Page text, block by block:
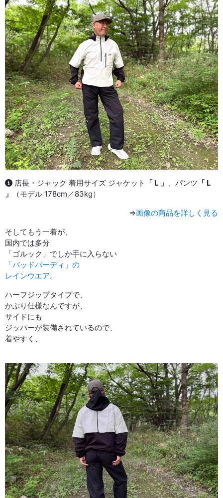
店長・ジャック 着用サイズ ジャケット 「 L 」 、パンツ 「 L
」
（モデル 178cm／83kg）
⇒画像の商品を詳しく見る
そしてもう一着が、
国内では多分
「ゴルック」でしか手に入らない
「バッドバーディ」の
レインウエア。
ハーフジップタイプで、
かぶり仕様なんですが、
サイドにも
ジッパーが装備されているので、
着やすく、